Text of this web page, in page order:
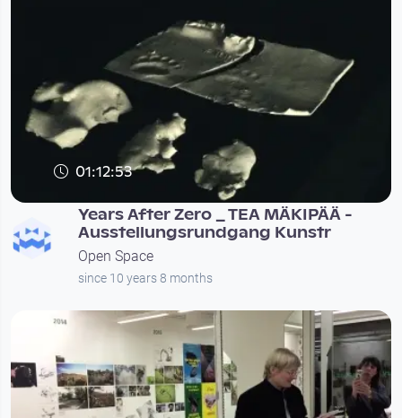
01:12:53
Years After Zero _ TEA MÄKIPÄÄ -
Ausstellungsrundgang Kunstr
Open Space
since 10 years 8 months